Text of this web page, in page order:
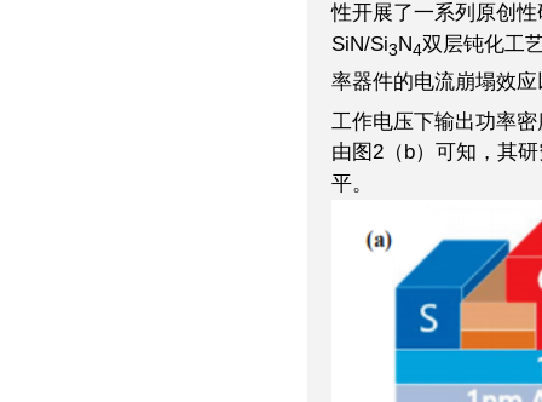
性开展了一系列原创
SiN/Si3N4双层钝化工
率器件的电流崩塌效
工作电压下输出功率
由图2（b）可知，其
平。